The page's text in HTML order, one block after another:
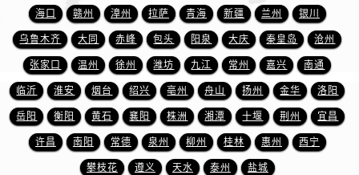
海口 赣州 漳州 拉萨 青海 新疆 兰州 银川
乌鲁木齐 大同 赤峰 包头 阳泉 大庆 秦皇岛 沧州
张家口 温州 徐州 潍坊 九江 常州 嘉兴 南通
临沂 淮安 烟台 绍兴 亳州 舟山 扬州 金华 洛阳
岳阳 衡阳 黄石 襄阳 株洲 湘潭 十堰 荆州 宜昌
许昌 南阳 常德 泉州 柳州 桂林 惠州 西宁
攀枝花 遵义 天水 泰州 盐城